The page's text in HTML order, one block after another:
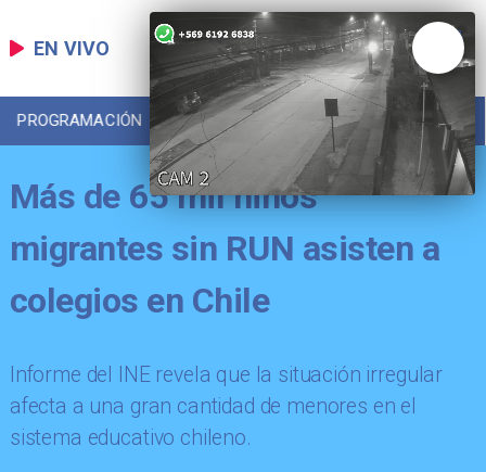
EN VIVO
PROGRAMACIÓN LOCAL DEPORTES
Más de 65 mil niños
migrantes sin RUN asisten a
colegios en Chile
Informe del INE revela que la situación irregular
afecta a una gran cantidad de menores en el
sistema educativo chileno.